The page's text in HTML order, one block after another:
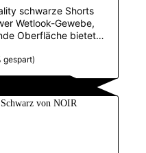
Oberfläche bietet
Der
bietet
dennoch
gespart)